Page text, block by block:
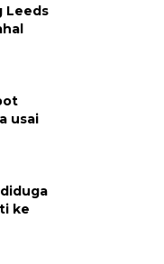
Leeds
usai
diduga
ke